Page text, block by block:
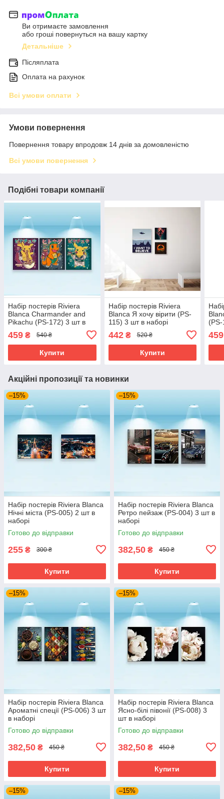
Ви отримаєте замовлення
або гроші повернуться на вашу картку
Детальніше
Післяплата
Оплата на рахунок
Всі умови оплати
Умови повернення
Повернення товару впродовж 14 днів за домовленістю
Всі умови повернення
Подібні товари компанії
Набір постерів Riviera
Blanca Charmander and
Pikachu (PS-172) 3 шт в
459 ₴ 540 ₴
Купити
Набір постерів Riviera
Blanca Я хочу вірити (PS-
115) 3 шт в наборі
442₴ 520 ₴
Купити
459
Акційні пропозиції та новинки
–15%
Набір постерів Riviera Blanca
Нічні міста (PS-005) 2 шт в
наборі
Готово до відправки
255 ₴ 300 ₴
Купити
–15%
Набір постерів Riviera Blanca
Ретро пейзаж (PS-004) 3 шт в
наборі
Готово до відправки
382,50 ₴ 450 ₴
Купити
–15%
Набір постерів Riviera Blanca
Ароматні спеції (PS-006) 3 шт
в наборі
Готово до відправки
382,50 ₴ 450 ₴
Купити
–15%
Набір постерів Riviera Blanca
Ясно-білі півонії (PS-008) 3
шт в наборі
Готово до відправки
382,50 ₴ 450 ₴
Купити
–15% –15%